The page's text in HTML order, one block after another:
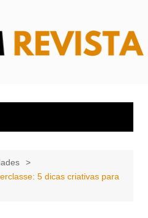
5 dicas criativas para